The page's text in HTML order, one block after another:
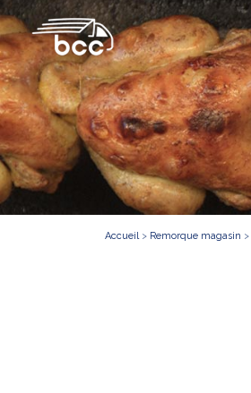
Accueil> Remorque magasin >